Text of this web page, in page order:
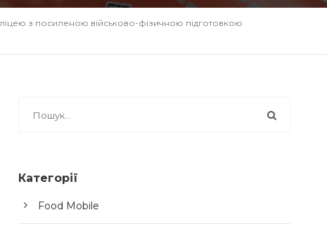
з посиленою військово-фізичною підготовкою
Категорії
Food Mobile